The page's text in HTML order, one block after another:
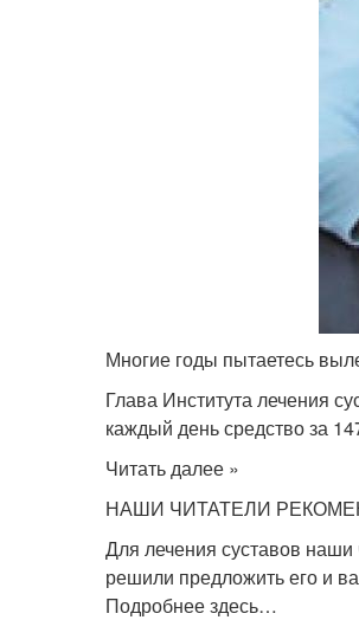
Многие годы пытаетесь
Глава Института лечения
каждый день средство за
Читать далее »
НАШИ ЧИТАТЕЛИ
Для лечения суставов наши
решили предложить его и
Подробнее здесь…